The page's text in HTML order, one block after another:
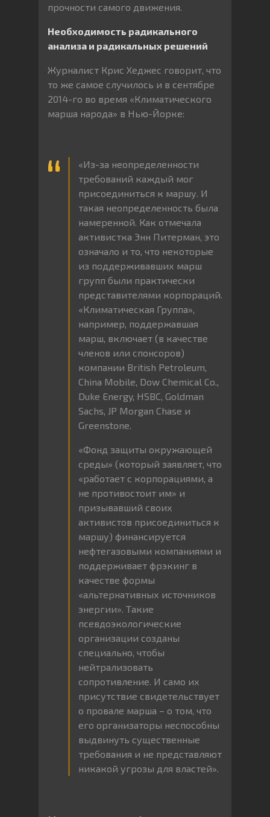
прочности самого движения.
Необходимость радикального
анализа и радикальных решений
Журналист Крис Хеджес говорит, что
то же самое случилось и в сентябре
2014-го во время «Климатического
марша народа» в Нью-Йорке:
«Из-за неопределенности
требований каждый мог
присоединиться к маршу. И
такая неопределенность была
намеренной. Как отмечала
активистка Энн Питерман, это
означало и то, что некоторые
из поддерживавших марш
групп были практически
представителями корпораций.
«Климатическая Группа»,
например, поддержавшая
марш, включает (в качестве
членов или спонсоров)
компании British Petroleum,
China Mobile, Dow Chemical Co.,
Duke Energy, HSBC, Goldman
Sachs, JP Morgan Chase и
Greenstone.
«Фонд защиты окружающей
среды» (который заявляет, что
«работает с корпорациями, а
не противостоит им» и
призывавший своих
активистов присоединиться к
маршу) финансируется
нефтегазовыми компаниями и
поддерживает фрэкинг в
качестве формы
«альтернативных источников
энергии». Такие
псевдоэкологические
организации созданы
специально, чтобы
нейтрализовать
сопротивление. И само их
присутствие свидетельствует
о провале марша – о том, что
его организаторы неспособны
выдвинуть существенные
требования и не представляют
никакой угрозы для властей».